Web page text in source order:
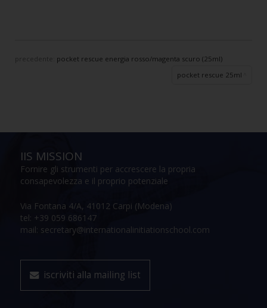
precedente: pocket rescue energia rosso/magenta scuro (25ml)
pocket rescue 25ml
IIS MISSION
Fornire gli strumenti per accrescere la propria
consapevolezza e il proprio potenziale
Via Fontana 4/A, 41012 Carpi (Modena)
tel: +39 059 686147
mail: secretary@internationalinitiationschool.com
iscriviti alla mailing list